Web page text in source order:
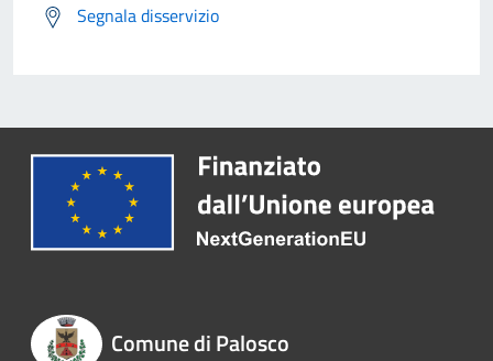
Segnala disservizio
Comune di Palosco